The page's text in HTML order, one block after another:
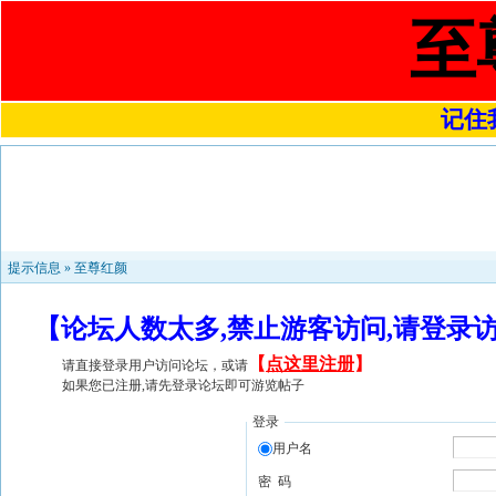
至
记住
提示信息 » 至尊红颜
【论坛人数太多,禁止游客访问,请登
请直接登录用户访问论坛，或请 【 点这里注册】
如果您已注册,请先登录论坛即可游览帖子
登录
用户名
密 码